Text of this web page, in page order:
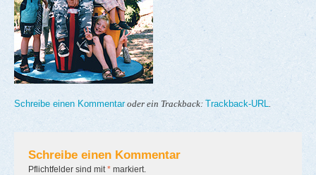
Schreibe einen Kommentaroder ein Trackback: Trackback-URL.
Schreibe einen Kommentar
Pflichtfelder sind mit * markiert.